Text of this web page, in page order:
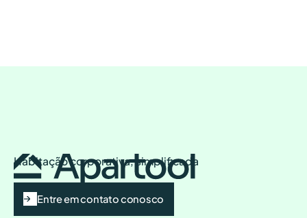
Habitação corporativa, simplificada
Entre em contato conosco